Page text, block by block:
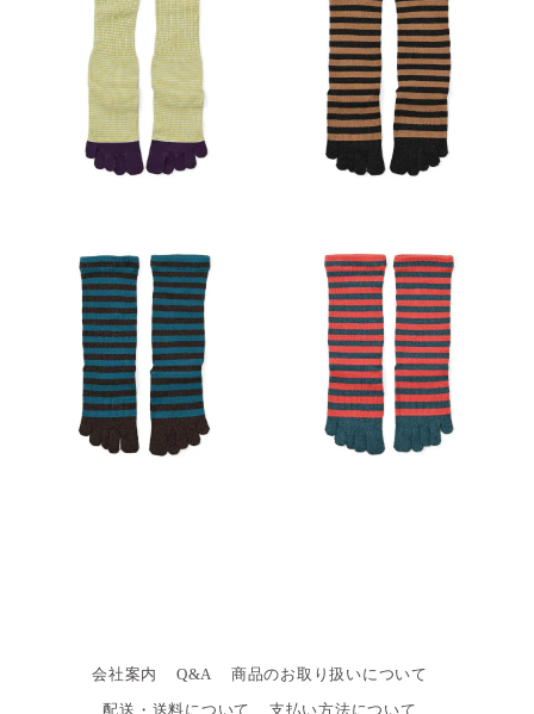
会社案内 Q&A
商品のお取り扱いについて
配送・送料について
支払い方法について